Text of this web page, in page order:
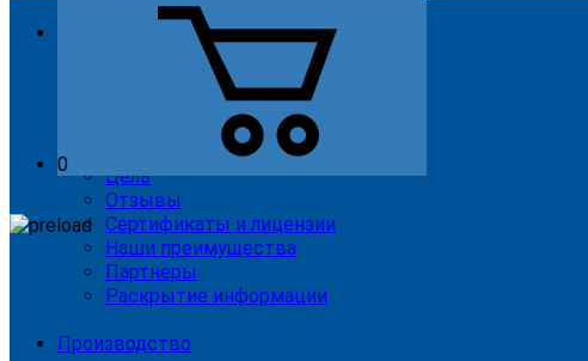
Цель
Отзывы
Сертификаты и лицензии
Наши преимущества
Партнеры
Раскрытие информации
Производство
0